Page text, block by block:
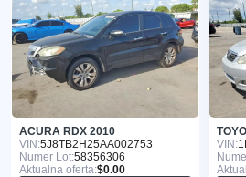
ACURA RDX 2010
VIN:5J8TB2H25AA002753
Numer Lot:58356306
Aktualna oferta:$0.00
VIN: